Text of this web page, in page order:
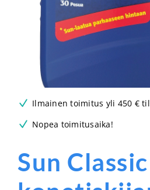
Ilmainen toimitus yli 450 €
Nopea toimitusaika!
Sun Classic